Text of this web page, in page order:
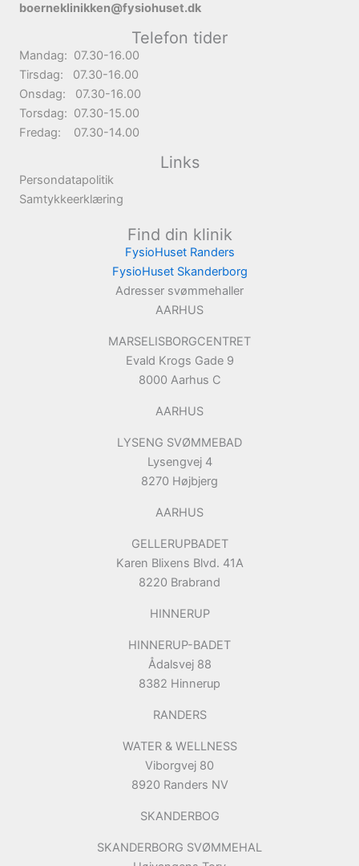
boerneklinikken@fysiohuset.dk
Telefon tider
Mandag: 07.30-16.00
Tirsdag: 07.30-16.00
Onsdag: 07.30-16.00
Torsdag: 07.30-15.00
Fredag: 07.30-14.00
Links
Persondatapolitik
Samtykkeerklæring
Find din klinik
FysioHuset Randers
FysioHuset Skanderborg
Adresser svømmehaller
AARHUS
MARSELISBORGCENTRET
Evald Krogs Gade 9
8000 Aarhus C
AARHUS
LYSENG SVØMMEBAD
Lysengvej 4
8270 Højbjerg
AARHUS
GELLERUPBADET
Karen Blixens Blvd. 41A
8220 Brabrand
HINNERUP
HINNERUP-BADET
Ådalsvej 88
8382 Hinnerup
RANDERS
WATER & WELLNESS
Viborgvej 80
8920 Randers NV
SKANDERBOG
SKANDERBORG SVØMMEHAL